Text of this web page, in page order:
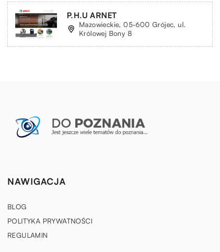
P.H.U ARNET
Mazowieckie, 05-600 Grójec, ul.
Królowej Bony 8
NAWIGACJA
BLOG
POLITYKA PRYWATNOŚCI
REGULAMIN